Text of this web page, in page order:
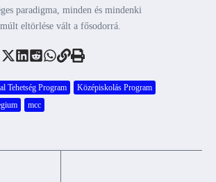
paradigma, minden és mindenki
eltörlése vált a fősodorrá.
Tehetség Program
Középiskolás Program
mcc